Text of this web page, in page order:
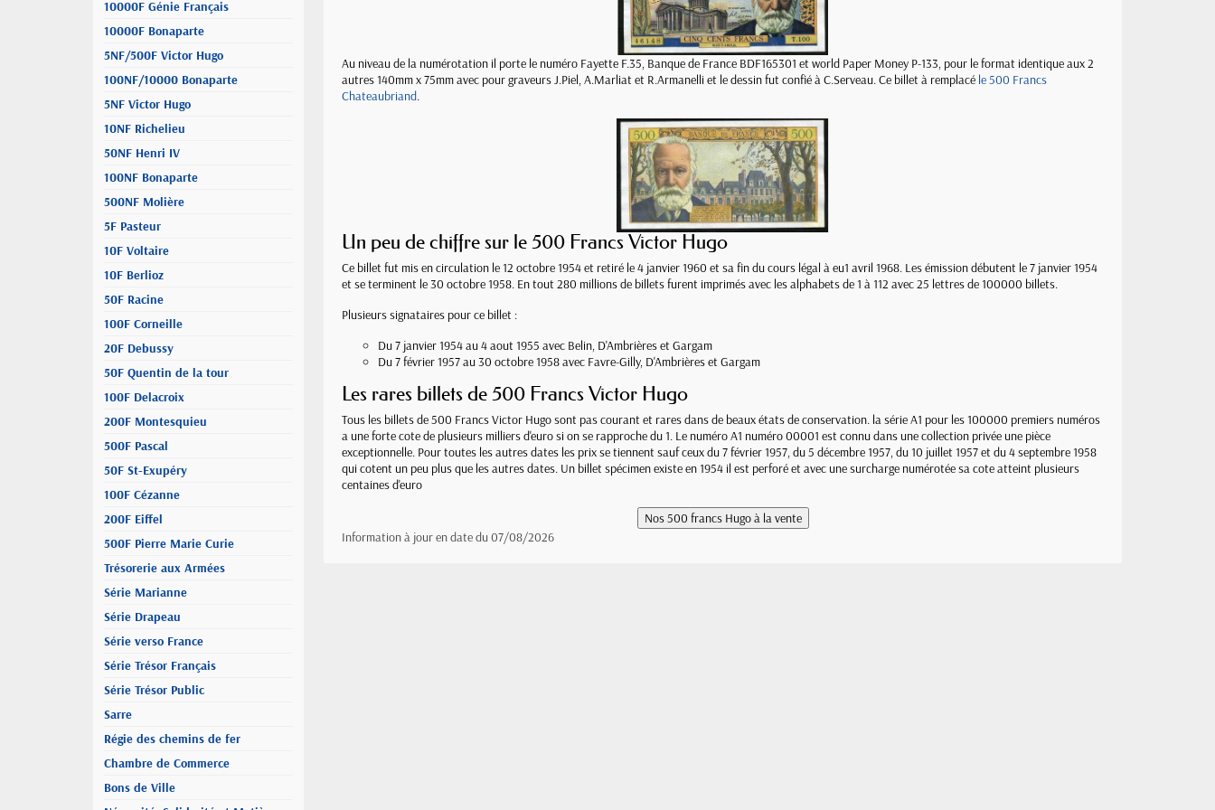
10000F Génie Français
10000F Bonaparte
5NF/500F Victor Hugo
100NF/10000 Bonaparte
5NF Victor Hugo
10NF Richelieu
50NF Henri IV
100NF Bonaparte
500NF Molière
5F Pasteur
10F Voltaire
10F Berlioz
50F Racine
100F Corneille
20F Debussy
50F Quentin de la tour
100F Delacroix
200F Montesquieu
500F Pascal
50F St-Exupéry
100F Cézanne
200F Eiffel
500F Pierre Marie Curie
Trésorerie aux Armées
Série Marianne
Série Drapeau
Série verso France
Série Trésor Français
Série Trésor Public
Sarre
Régie des chemins de fer
Chambre de Commerce
Bons de Ville
Au niveau de la numérotation il porte le numéro Fayette F.35, Banque de France BDF165301 et world Paper Money P-133, pour le format identique aux 2
autres 140mm x 75mm avec pour graveurs J.Piel, A.Marliat et R.Armanelli et le dessin fut confié à C.Serveau. Ce billet à remplacé le 500 Francs
Chateaubriand.
Un peu de chiffre sur le 500 Francs Victor Hugo
Ce billet fut mis en circulation le 12 octobre 1954 et retiré le 4 janvier 1960 et sa fin du cours légal à eu1 avril 1968. Les émission débutent le 7 janvier 1954
et se terminent le 30 octobre 1958. En tout 280 millions de billets furent imprimés avec les alphabets de 1 à 112 avec 25 lettres de 100000 billets.
Plusieurs signataires pour ce billet :
Du 7 janvier 1954 au 4 aout 1955 avec Belin, D'Ambrières et Gargam
Du 7 février 1957 au 30 octobre 1958 avec Favre-Gilly, D'Ambrières et Gargam
Les rares billets de 500 Francs Victor Hugo
Tous les billets de 500 Francs Victor Hugo sont pas courant et rares dans de beaux états de conservation. la série A1 pour les 100000 premiers numéros
a une forte cote de plusieurs milliers d'euro si on se rapproche du 1. Le numéro A1 numéro 00001 est connu dans une collection privée une pièce
exceptionnelle. Pour toutes les autres dates les prix se tiennent sauf ceux du 7 février 1957, du 5 décembre 1957, du 10 juillet 1957 et du 4 septembre 1958
qui cotent un peu plus que les autres dates. Un billet spécimen existe en 1954 il est perforé et avec une surcharge numérotée sa cote atteint plusieurs
centaines d'euro
Information à jour en date du 07/08/2026